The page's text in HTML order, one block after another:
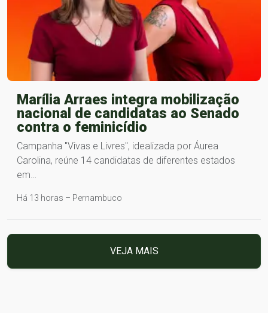
Marília Arraes integra mobilização
nacional de candidatas ao Senado
contra o feminicídio
Campanha "Vivas e Livres", idealizada por Áurea
Carolina, reúne 14 candidatas de diferentes estados
em…
Há 13 horas – Pernambuco
VEJA MAIS